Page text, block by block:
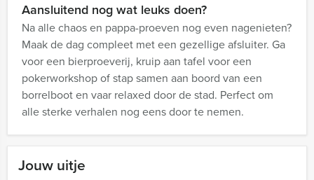
Jouw uitje
Aansluitend nog wat leuks doen?
Na alle chaos en pappa-proeven nog even nagenieten?
Maak de dag compleet met een gezellige afsluiter. Ga
voor een bierproeverij, kruip aan tafel voor een
pokerworkshop of stap samen aan boord van een
borrelboot en vaar relaxed door de stad. Perfect om
alle sterke verhalen nog eens door te nemen.